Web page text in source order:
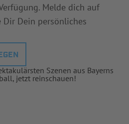
Melde dich auf
Dir Dein persönliches
Szenen aus Bayerns
jetzt reinschauen!